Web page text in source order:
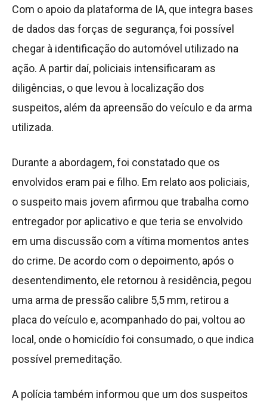
Com o apoio da plataforma de IA, que integra bases
de dados das forças de segurança, foi possível
chegar à identificação do automóvel utilizado na
ação. A partir daí, policiais intensificaram as
diligências, o que levou à localização dos
suspeitos, além da apreensão do veículo e da arma
utilizada.
Durante a abordagem, foi constatado que os
envolvidos eram pai e filho. Em relato aos policiais,
o suspeito mais jovem afirmou que trabalha como
entregador por aplicativo e que teria se envolvido
em uma discussão com a vítima momentos antes
do crime. De acordo com o depoimento, após o
desentendimento, ele retornou à residência, pegou
uma arma de pressão calibre 5,5 mm, retirou a
placa do veículo e, acompanhado do pai, voltou ao
local, onde o homicídio foi consumado, o que indica
possível premeditação.
A polícia também informou que um dos suspeitos